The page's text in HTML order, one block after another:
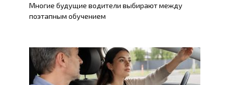
Многие будущие водители выбирают между
поэтапным обучением